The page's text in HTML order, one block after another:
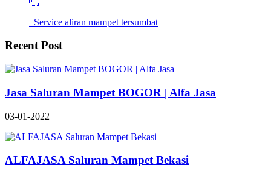
Service aliran mampet tersumbat
Recent Post
Jasa Saluran Mampet BOGOR | Alfa Jasa
03-01-2022
ALFAJASA Saluran Mampet Bekasi